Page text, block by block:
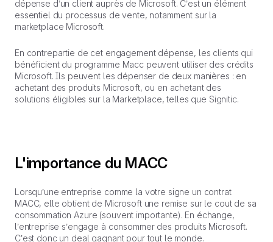
dépense d’un client auprès de Microsoft. C’est un élément
essentiel du processus de vente, notamment sur la
marketplace Microsoft.
En contrepartie de cet engagement dépense, les clients qui
bénéficient du programme Macc peuvent utiliser des crédits
Microsoft. Ils peuvent les dépenser de deux manières : en
achetant des produits Microsoft, ou en achetant des
solutions éligibles sur la Marketplace, telles que Signitic.
L'importance du MACC
Lorsqu’une entreprise comme la votre signe un contrat
MACC, elle obtient de Microsoft une remise sur le cout de sa
consommation Azure (souvent importante). En échange,
l’entreprise s’engage à consommer des produits Microsoft.
C’est donc un deal gagnant pour tout le monde.